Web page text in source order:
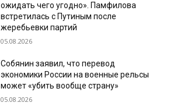
ожидать чего угодно». Памфилова
встретилась с Путиным после
жеребьевки партий
05.08.2026
Собянин заявил, что перевод
экономики России на военные рельсы
может «убить вообще страну»
05.08.2026